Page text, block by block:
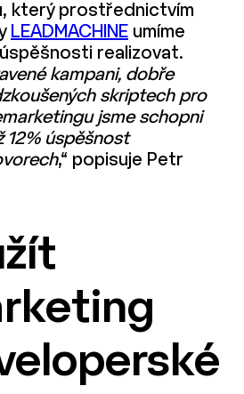
který prostřednictvím
LEADMACHINE umíme
realizovat.
kampani, dobře
skriptech pro
jsme schopni
12% úspěšnost
,“ popisuje Petr